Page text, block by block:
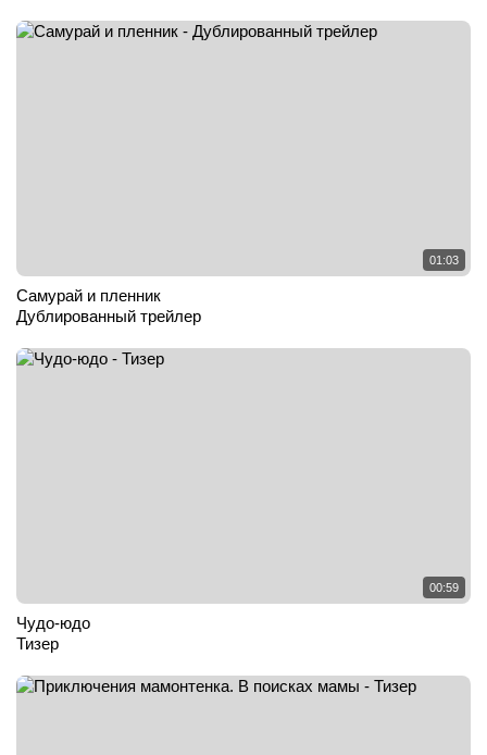
01:03
Самурай и пленник
Дублированный трейлер
00:59
Чудо-юдо
Тизер